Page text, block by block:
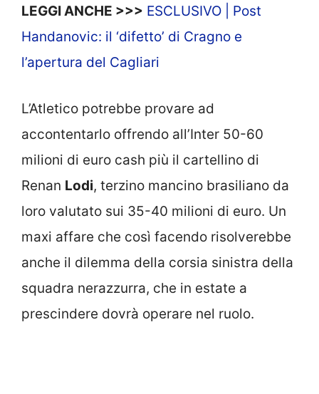
LEGGI ANCHE >>> ESCLUSIVO | Post
Handanovic: il ‘difetto’ di Cragno e
l’apertura del Cagliari
L’Atletico potrebbe provare ad
accontentarlo offrendo all’Inter 50-60
milioni di euro cash più il cartellino di
Renan Lodi, terzino mancino brasiliano da
loro valutato sui 35-40 milioni di euro. Un
maxi affare che così facendo risolverebbe
anche il dilemma della corsia sinistra della
squadra nerazzurra, che in estate a
prescindere dovrà operare nel ruolo.